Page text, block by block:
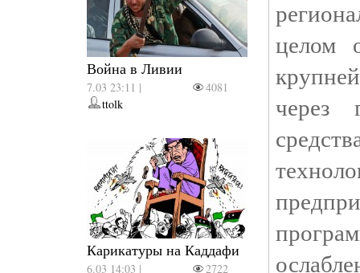
Война в Ливии
7.03 23:11 |
4081
ttolk
Карикатуры на Каддафи
6.03 14:03 |
2722
целом
через